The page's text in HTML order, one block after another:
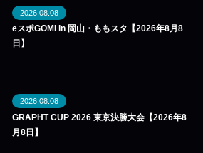
2026.08.08
eスポGOMI in 岡山・ももスタ【2026年8月8
日】
2026.08.08
GRAPHT CUP 2026 東京決勝大会【2026年8
月8日】